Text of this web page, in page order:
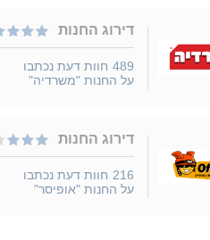
דירוג החנות
489 חוות דעת נכתבו
על החנות "משרדיה"
דירוג החנות
216 חוות דעת נכתבו
על החנות "אופיסר"